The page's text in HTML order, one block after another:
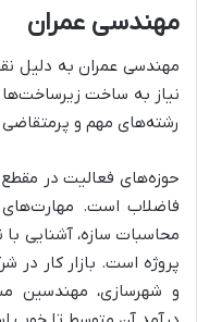
مهندسی عمران
مهندسی عمران به دلیل
نیاز به ساخت زیرساخت‌ها
رشته‌های مهم و
حوزه‌های فعالیت در مقطع
فاضلاب است.
محاسبات سازه، آشنایی
پروژه است. بازار کار در
و شهرسازی، مهندسین